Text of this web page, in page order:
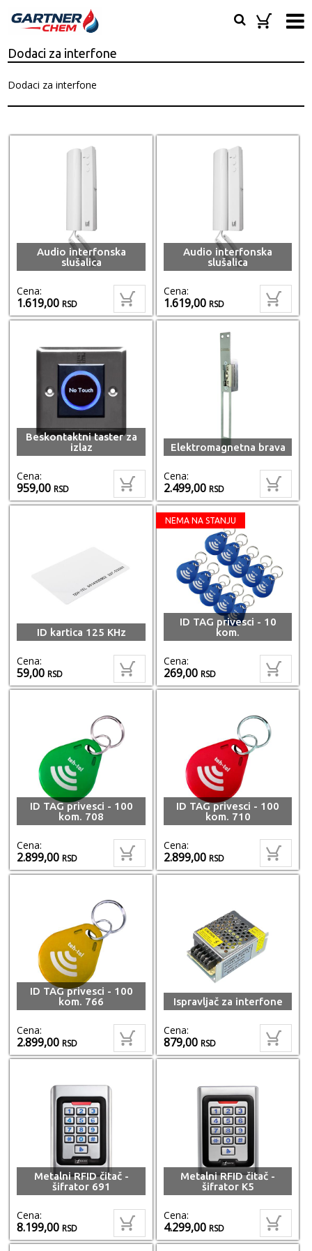
Dodaci za interfone
Dodaci za interfone
Audio interfonska
slušalica
Cena:
1.619,00RSD
Audio interfonska
slušalica
Cena:
1.619,00RSD
Beskontaktni taster za
izlaz
Cena:
959,00RSD
Elektromagnetna brava
Cena:
2.499,00RSD
ID kartica 125 KHz
Cena:
59,00RSD
NEMA NA STANJU
ID TAG privesci - 10
kom.
Cena:
269,00RSD
ID TAG privesci - 100
kom. 708
Cena:
2.899,00RSD
ID TAG privesci - 100
kom. 710
Cena:
2.899,00RSD
ID TAG privesci - 100
kom. 766
Cena:
2.899,00RSD
Ispravljač za interfone
Cena:
879,00RSD
Metalni RFID čitač -
šifrator 691
Cena:
8.199,00RSD
Metalni RFID čitač -
šifrator K5
Cena:
4.299,00RSD